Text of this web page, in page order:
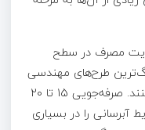
مصرف در سطح
طرح‌های مهندسی
نیز نمی‌توانند از بروز بحران جلوگیری کنند. صرفه‌جویی 15 تا 20
آبرسانی را در بسیاری